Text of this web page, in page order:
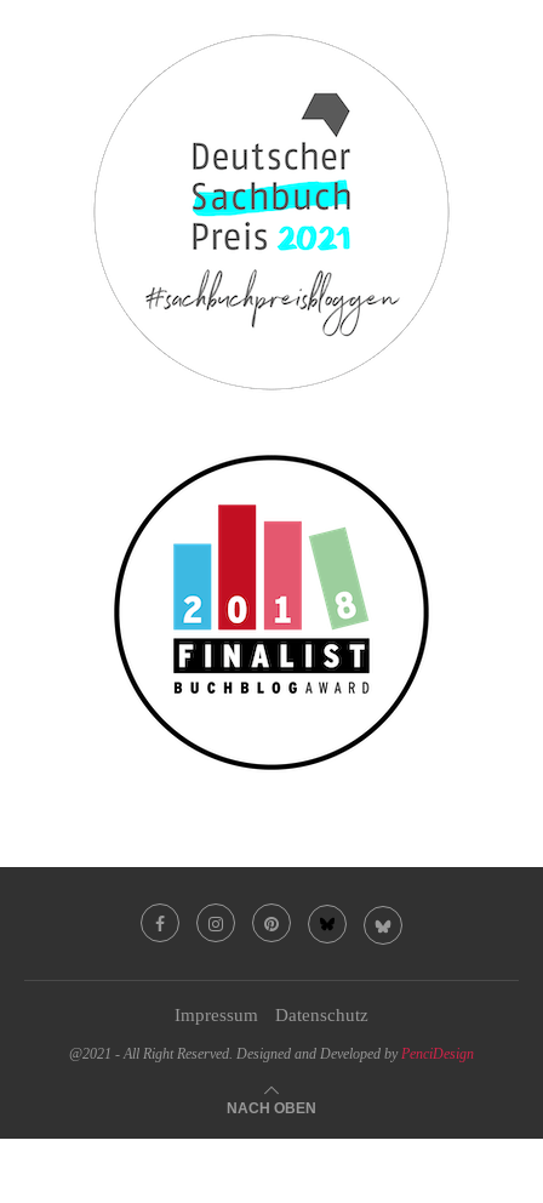
Impressum Datenschutz
@2021 - All Right Reserved. Designed and Developed byPenciDesign
NACH OBEN